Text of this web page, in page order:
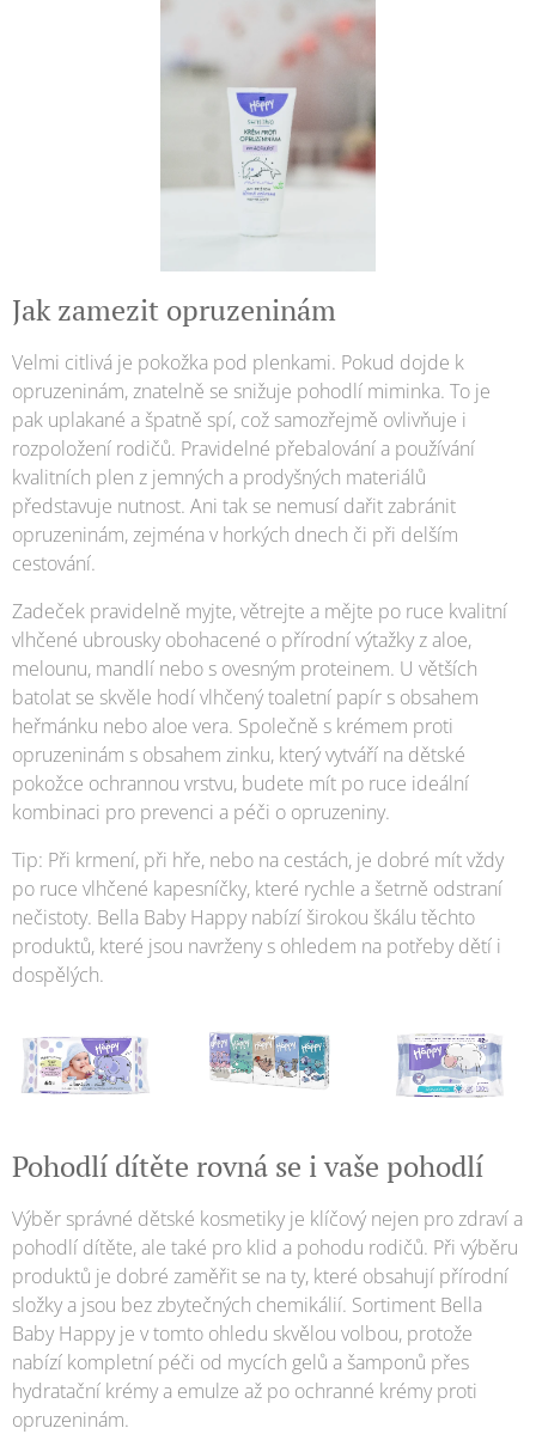
Jak zamezit opruzeninám
Velmi citlivá je pokožka pod plenkami. Pokud dojde k
opruzeninám, znatelně se snižuje pohodlí miminka. To je
pak uplakané a špatně spí, což samozřejmě ovlivňuje i
rozpoložení rodičů. Pravidelné přebalování a používání
kvalitních plen z jemných a prodyšných materiálů
představuje nutnost. Ani tak se nemusí dařit zabránit
opruzeninám, zejména v horkých dnech či při delším
cestování.
Zadeček pravidelně myjte, větrejte a mějte po ruce kvalitní
vlhčené ubrousky obohacené o přírodní výtažky z aloe,
melounu, mandlí nebo s ovesným proteinem. U větších
batolat se skvěle hodí vlhčený toaletní papír s obsahem
heřmánku nebo aloe vera. Společně s krémem proti
opruzeninám s obsahem zinku, který vytváří na dětské
pokožce ochrannou vrstvu, budete mít po ruce ideální
kombinaci pro prevenci a péči o opruzeniny.
Tip: Při krmení, při hře, nebo na cestách, je dobré mít vždy
po ruce vlhčené kapesníčky, které rychle a šetrně odstraní
nečistoty. Bella Baby Happy nabízí širokou škálu těchto
produktů, které jsou navrženy s ohledem na potřeby dětí i
dospělých.
Pohodlí dítěte rovná se i vaše pohodlí
Výběr správné dětské kosmetiky je klíčový nejen pro zdraví a
pohodlí dítěte, ale také pro klid a pohodu rodičů. Při výběru
produktů je dobré zaměřit se na ty, které obsahují přírodní
složky a jsou bez zbytečných chemikálií. Sortiment Bella
Baby Happy je v tomto ohledu skvělou volbou, protože
nabízí kompletní péči od mycích gelů a šamponů přes
hydratační krémy a emulze až po ochranné krémy proti
opruzeninám.